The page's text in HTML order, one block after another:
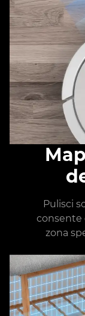
Pulisci
consente
zona